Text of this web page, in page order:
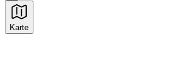
Karte
Unvergessliche kulinarische